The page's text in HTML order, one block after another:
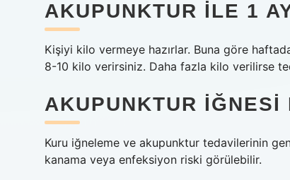
AKUPUNKTUR ILE 1
Kişiyi kilo vermeye hazırlar. Buna göre
8-10 kilo verirsiniz. Daha fazla kilo verilirse
AKUPUNKTUR IĞNESI
Kuru iğneleme ve akupunktur tedavilerinin
kanama veya enfeksiyon riski görülebilir.